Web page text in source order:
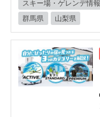
スキー場・ゲレンデ情報
群馬県
山梨県